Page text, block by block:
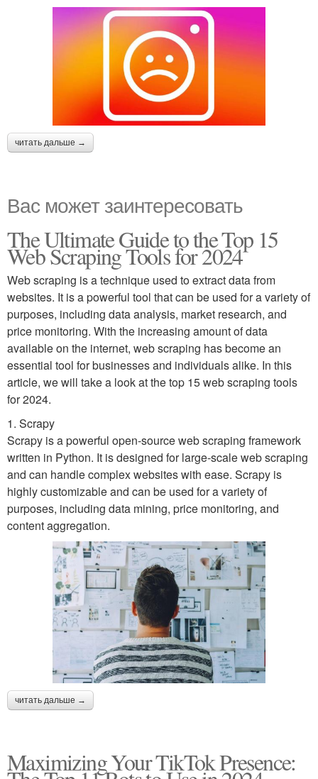
читать дальше →
Вас может заинтересовать
The Ultimate Guide to the Top 15
Web Scraping Tools for 2024
Web scraping is a technique used to extract data from
websites. It is a powerful tool that can be used for a variety of
purposes, including data analysis, market research, and
price monitoring. With the increasing amount of data
available on the internet, web scraping has become an
essential tool for businesses and individuals alike. In this
article, we will take a look at the top 15 web scraping tools
for 2024.
1. Scrapy
Scrapy is a powerful open-source web scraping framework
written in Python. It is designed for large-scale web scraping
and can handle complex websites with ease. Scrapy is
highly customizable and can be used for a variety of
purposes, including data mining, price monitoring, and
content aggregation.
читать дальше →
Maximizing Your TikTok Presence: